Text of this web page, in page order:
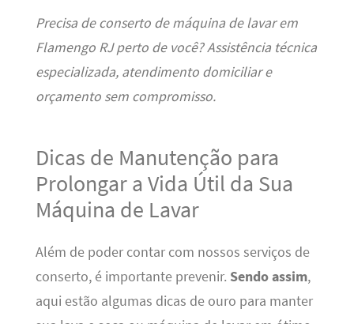
Precisa de conserto de máquina de lavar em
Flamengo RJ perto de você? Assistência técnica
especializada, atendimento domiciliar e
orçamento sem compromisso.
Dicas de Manutenção para
Prolongar a Vida Útil da Sua
Máquina de Lavar
Além de poder contar com nossos serviços de
conserto, é importante prevenir. Sendo assim,
aqui estão algumas dicas de ouro para manter